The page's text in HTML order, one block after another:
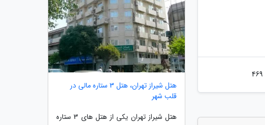
هتل شیراز تهران، هتل 3 ستاره مالی در
قلب شهر
هتل شیراز تهران یکی از هتل های 3 ستاره